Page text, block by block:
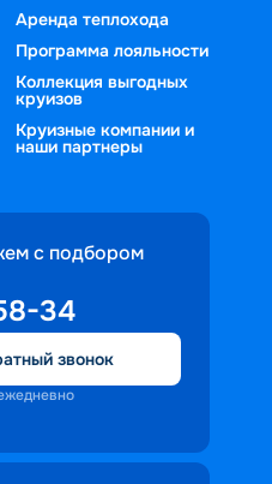
Аренда теплохода
Программа лояльности
Коллекция выгодных
круизов
Круизные компании и
наши партнеры
с подбором
34
звонок